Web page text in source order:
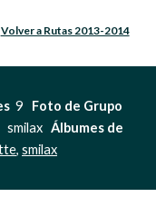
Volver a Rutas 2013-2014
  9
  smilax
Álbumes de
, smilax